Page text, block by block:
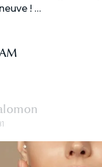
! …
dr.katiasalomon